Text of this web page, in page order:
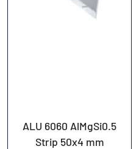
ALU 6060 AlMgSi0.5
Strip 50x4 mm